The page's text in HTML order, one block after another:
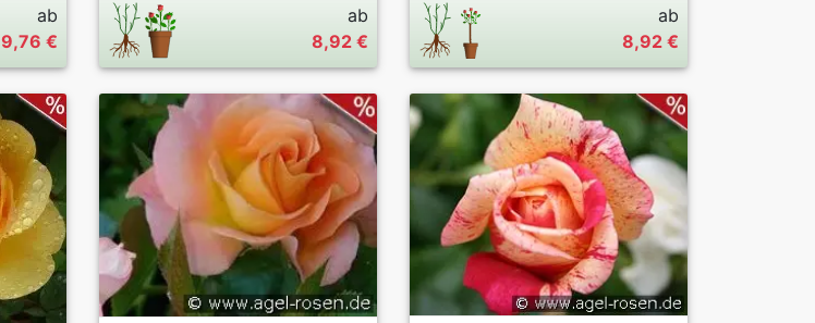
ab
9,76 €
ab
8,92 €
ab
8,92 €